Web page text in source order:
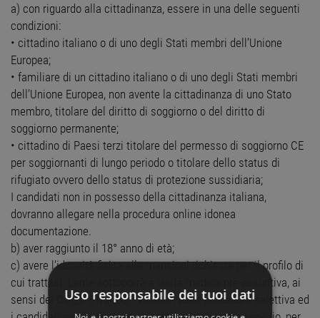
a) con riguardo alla cittadinanza, essere in una delle seguenti
condizioni:
• cittadino italiano o di uno degli Stati membri dell’Unione
Europea;
• familiare di un cittadino italiano o di uno degli Stati membri
dell’Unione Europea, non avente la cittadinanza di uno Stato
membro, titolare del diritto di soggiorno o del diritto di
soggiorno permanente;
• cittadino di Paesi terzi titolare del permesso di soggiorno CE
per soggiornanti di lungo periodo o titolare dello status di
rifugiato ovvero dello status di protezione sussidiaria;
I candidati non in possesso della cittadinanza italiana,
dovranno allegare nella procedura online idonea
documentazione.
b) aver raggiunto il 18° anno di età;
c) avere l’idoneità fisica alle mansioni richieste per il profilo di
cui trattasi. L’ente sottoporrà a visita medica pre-assuntiva, ai
sensi del D.Lgs. 81/2008, i vincitori della procedura selettiva ed
Uso responsabile dei tuoi dati